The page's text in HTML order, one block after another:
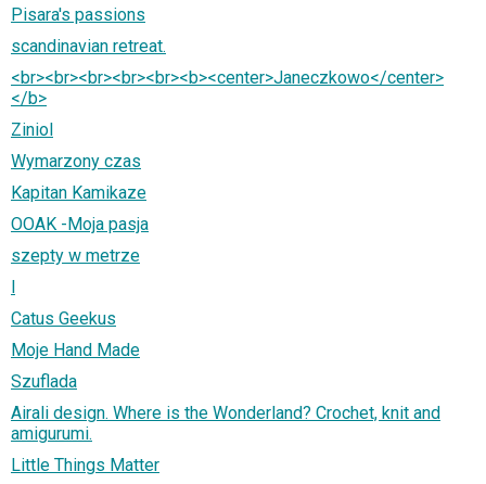
Pisara's passions
scandinavian retreat.
<br><br><br><br><br><b><center>Janeczkowo</center>
</b>
Ziniol
Wymarzony czas
Kapitan Kamikaze
OOAK -Moja pasja
szepty w metrze
l
Catus Geekus
Moje Hand Made
Szuflada
Airali design. Where is the Wonderland? Crochet, knit and
amigurumi.
Little Things Matter